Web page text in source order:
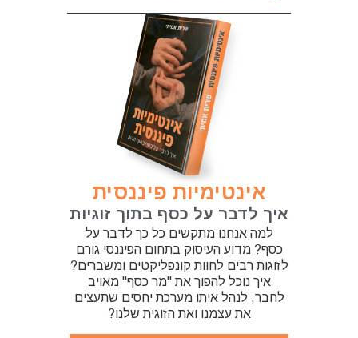
אינטימיות פיננסית
איך לדבר על כסף בתוך זוגיות
למה אנחנו מתקשים כל כך לדבר על
כסף? מדוע העיסוק בתחום הפיננסי גורם
לזוגות רבים לחוות קונפליקטים ומשברים?
איך נוכל להפוך את "מר כסף" מאויב
לחבר, לנהל איתו מערכת יחסים שתעצים
את עצמנו ואת הזוגית שלנו?